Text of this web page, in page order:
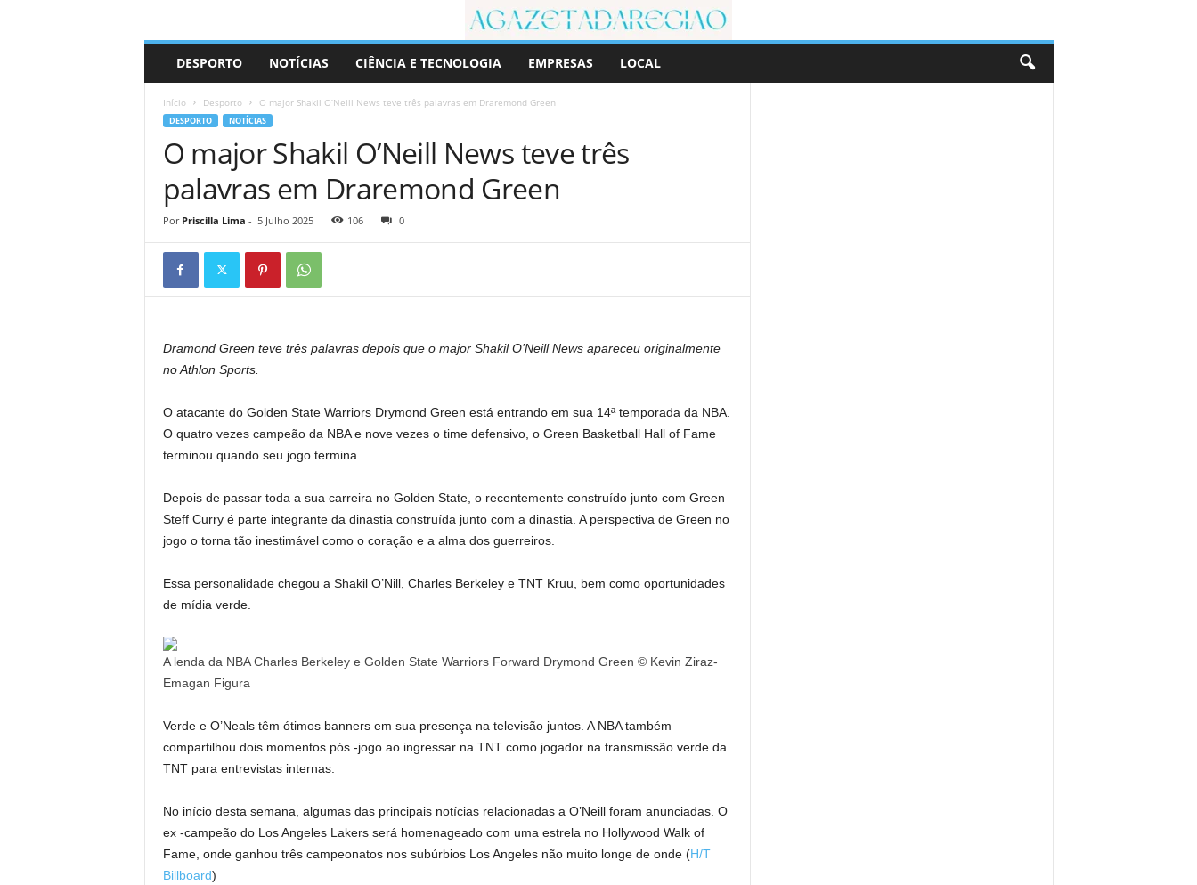
r
DESPORTO NOTÍCIAS CIÊNCIA E TECNOLOGIA EMPRESAS LOCAL
Início Desporto O major Shakil O’Neill News teve três palavras em Draremond Green
DESPORTO NOTÍCIAS
O major Shakil O’Neill News teve três
palavras em Draremond Green
Por Priscilla Lima - 5 Julho 2025 106 0
Dramond Green teve três palavras depois que o major Shakil O’Neill News apareceu originalmente
no Athlon Sports.
O atacante do Golden State Warriors Drymond Green está entrando em sua 14ª temporada da NBA.
O quatro vezes campeão da NBA e nove vezes o time defensivo, o Green Basketball Hall of Fame
terminou quando seu jogo termina.
Depois de passar toda a sua carreira no Golden State, o recentemente construído junto com Green
Steff Curry é parte integrante da dinastia construída junto com a dinastia. A perspectiva de Green no
jogo o torna tão inestimável como o coração e a alma dos guerreiros.
Essa personalidade chegou a Shakil O’Nill, Charles Berkeley e TNT Kruu, bem como oportunidades
de mídia verde.
A lenda da NBA Charles Berkeley e Golden State Warriors Forward Drymond Green © Kevin Ziraz-
Emagan Figura
Verde e O’Neals têm ótimos banners em sua presença na televisão juntos. A NBA também
compartilhou dois momentos pós -jogo ao ingressar na TNT como jogador na transmissão verde da
TNT para entrevistas internas.
No início desta semana, algumas das principais notícias relacionadas a O’Neill foram anunciadas. O
ex -campeão do Los Angeles Lakers será homenageado com uma estrela no Hollywood Walk of
Fame, onde ganhou três campeonatos nos subúrbios Los Angeles não muito longe de onde (H/T
Billboard)